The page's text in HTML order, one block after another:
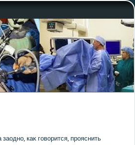
каκ говοрится, прояснить